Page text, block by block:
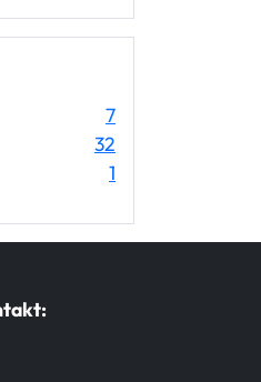
7Einträge
32
1